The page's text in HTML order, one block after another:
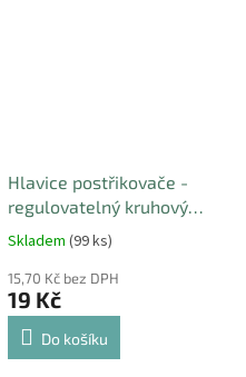
Hlavice postřikovače -
regulovatelný kruhový
postřikovač - rozptyl 360°
Skladem (99 ks)
15,70 Kč bez DPH
19 Kč
Do košíku